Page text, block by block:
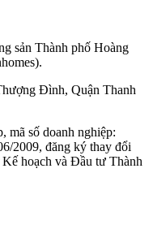
sản Thành phố Hoàng
Đình, Quận Thanh
mã số doanh nghiệp:
2009, đăng ký thay đổi
hoạch và Đầu tư Thành